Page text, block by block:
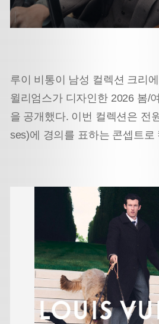
루이 비통이 남성 컬렉션 크리
윌리엄스가 디자인한 2026 봄/
을 공개했다. 이번 컬렉션은 전
ses)에 경의를 표하는 콘셉트로